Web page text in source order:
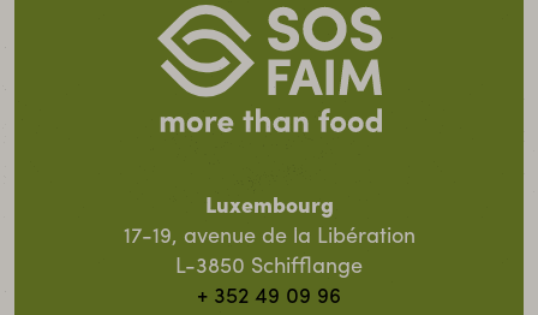
Luxembourg
17-19, avenue de la Libération
L-3850 Schifflange
+ 352 49 09 96